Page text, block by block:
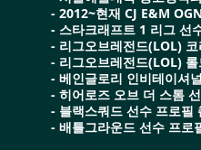
- 2012~현재 CJ E&M
- 스타크래프트 1 리그 선
- 리그오브레전드(LOL)
- 리그오브레전드(LOL)
- 베인글로리 인비테이셔
- 히어로즈 오브 더 스톰
- 블랙스쿼드 선수 프로필
- 배틀그라운드 선수 프로